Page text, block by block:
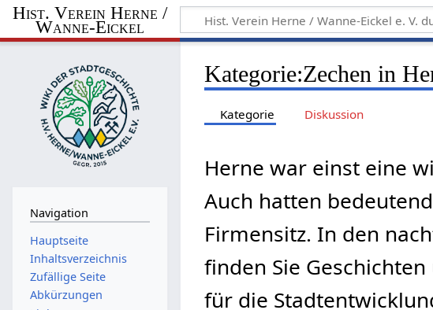
Hist. Verein Herne /
Wanne-Eickel
Kategorie:Zechen in
Kategorie Diskussion
Herne war einst eine
Auch hatten
Firmensitz. In den
finden Sie
für die
Navigation
Hauptseite
Inhaltsverzeichnis
Zufällige Seite
Abkürzungen